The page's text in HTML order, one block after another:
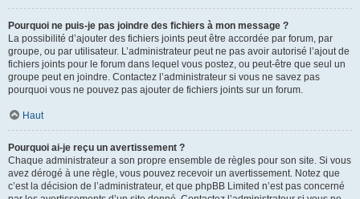
Pourquoi ne puis-je pas joindre des fichiers à mon message ?
La possibilité d’ajouter des fichiers joints peut être accordée par forum, par
groupe, ou par utilisateur. L’administrateur peut ne pas avoir autorisé l’ajout de
fichiers joints pour le forum dans lequel vous postez, ou peut-être que seul un
groupe peut en joindre. Contactez l’administrateur si vous ne savez pas
pourquoi vous ne pouvez pas ajouter de fichiers joints sur un forum.
Haut
Pourquoi ai-je reçu un avertissement ?
Chaque administrateur a son propre ensemble de règles pour son site. Si vous
avez dérogé à une règle, vous pouvez recevoir un avertissement. Notez que
c’est la décision de l’administrateur, et que phpBB Limited n’est pas concerné